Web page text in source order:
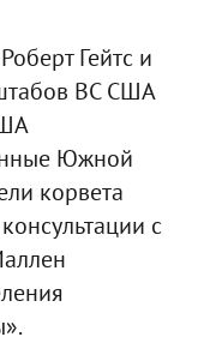
Гейтс и
ВС США
Южной
корвета
с